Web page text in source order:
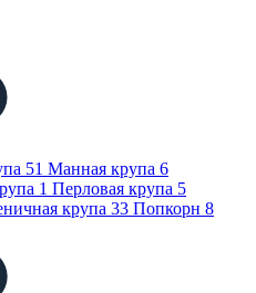
51 Манная крупа 6
1 Перловая крупа 5
крупа 33 Попкорн 8